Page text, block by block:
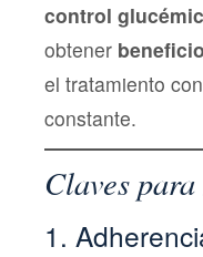
control
obtener
el tratamiento
constante.
Claves
1.